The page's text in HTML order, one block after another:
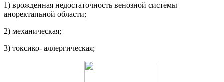
1) врожденная недостаточность венозной системы
аноректапьной области;
2) механическая;
3) токсико- аллергическая;